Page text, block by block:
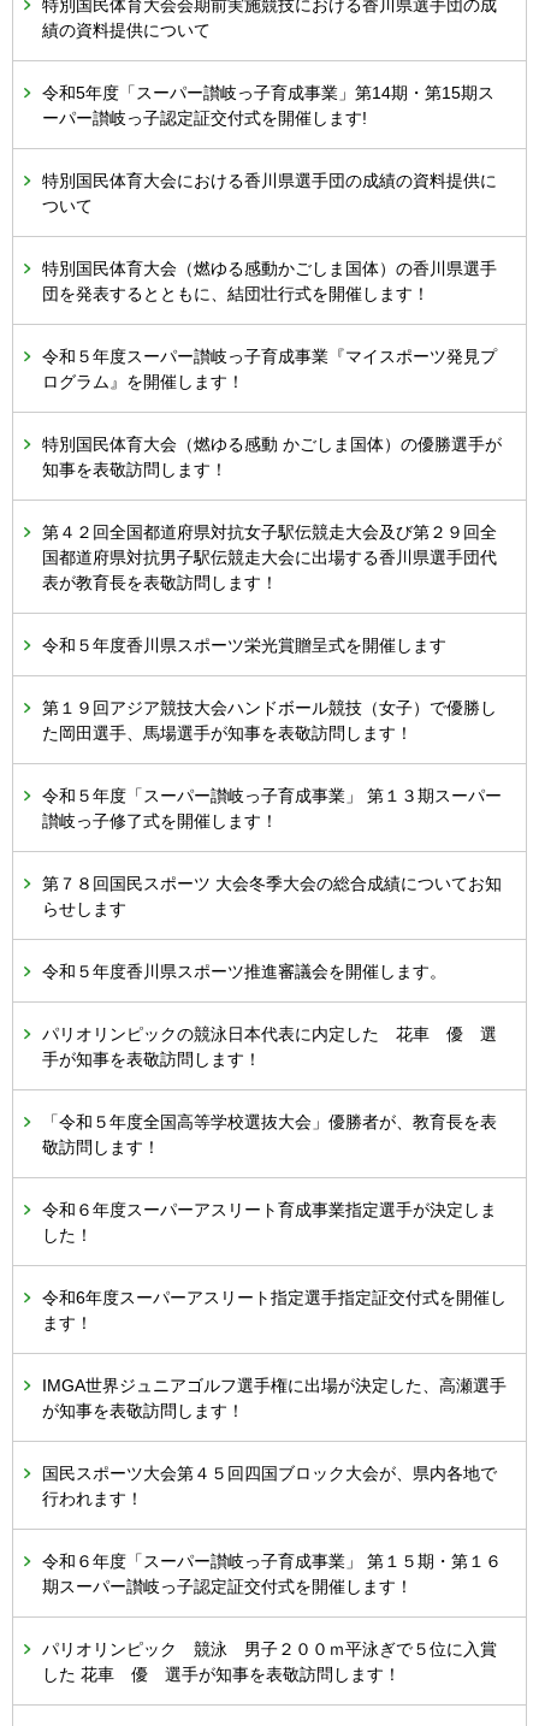
特別国民体育大会会期前実施競技における香川県選手団の成
績の資料提供について
令和5年度「スーパー讃岐っ子育成事業」第14期・第15期ス
ーパー讃岐っ子認定証交付式を開催します!
特別国民体育大会における香川県選手団の成績の資料提供に
ついて
特別国民体育大会（燃ゆる感動かごしま国体）の香川県選手
団を発表するとともに、結団壮行式を開催します！
令和５年度スーパー讃岐っ子育成事業『マイスポーツ発見プ
ログラム』を開催します！
特別国民体育大会（燃ゆる感動 かごしま国体）の優勝選手が
知事を表敬訪問します！
第４２回全国都道府県対抗女子駅伝競走大会及び第２９回全
国都道府県対抗男子駅伝競走大会に出場する香川県選手団代
表が教育長を表敬訪問します！
令和５年度香川県スポーツ栄光賞贈呈式を開催します
第１９回アジア競技大会ハンドボール競技（女子）で優勝し
た岡田選手、馬場選手が知事を表敬訪問します！
令和５年度「スーパー讃岐っ子育成事業」 第１３期スーパー
讃岐っ子修了式を開催します！
第７８回国民スポーツ 大会冬季大会の総合成績についてお知
らせします
令和５年度香川県スポーツ推進審議会を開催します。
パリオリンピックの競泳日本代表に内定した 花車 優 選
手が知事を表敬訪問します！
「令和５年度全国高等学校選抜大会」優勝者が、教育長を表
敬訪問します！
令和６年度スーパーアスリート育成事業指定選手が決定しま
した！
令和6年度スーパーアスリート指定選手指定証交付式を開催し
ます！
IMGA世界ジュニアゴルフ選手権に出場が決定した、高瀬選手
が知事を表敬訪問します！
国民スポーツ大会第４５回四国ブロック大会が、県内各地で
行われます！
令和６年度「スーパー讃岐っ子育成事業」 第１５期・第１６
期スーパー讃岐っ子認定証交付式を開催します！
パリオリンピック 競泳 男子２００ｍ平泳ぎで５位に入賞
した 花車 優 選手が知事を表敬訪問します！